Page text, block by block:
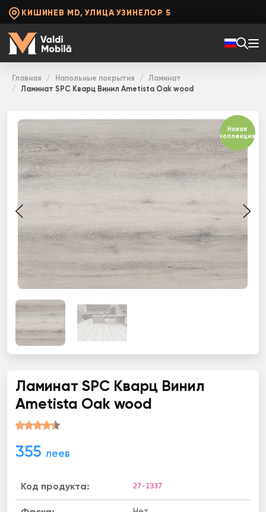
КИШИНЕВ MD, УЛИЦА УЗИНЕЛОР 5
Главная Напольные покрытия
Ламинат
Ламинат SPC Кварц Винил Ametista Oak wood
Новая
коллекция
Ламинат SPC Кварц Винил
Ametista Oak wood
355 леев
Код продукта: 27-1337